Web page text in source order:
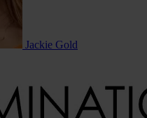
Jackie Gold